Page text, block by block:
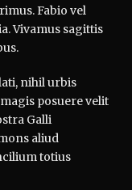
Fabio vel
Vivamus sagittis
nihil urbis
posuere velit
Galli
aliud
totius